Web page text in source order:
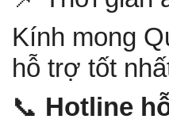
Kính mong
hỗ trợ tốt
📞 Hotline